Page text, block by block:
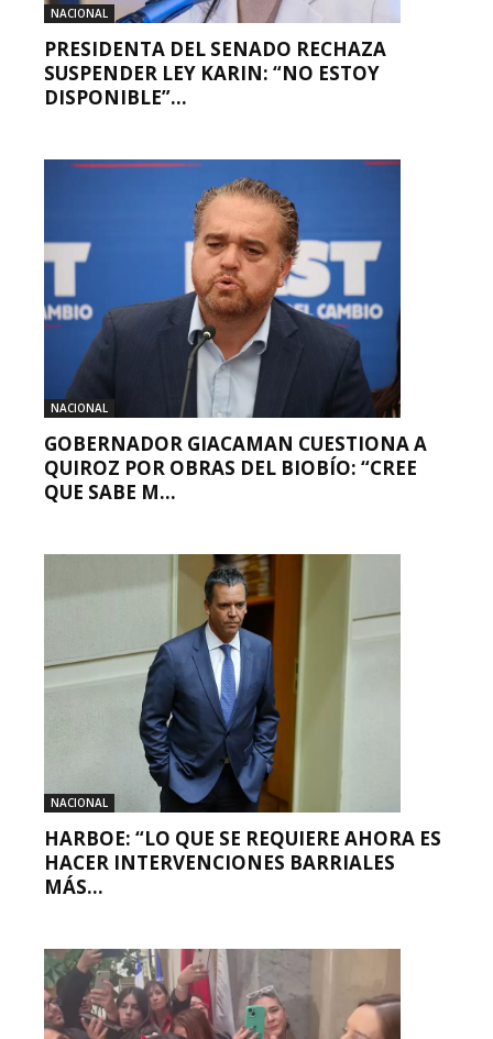
NACIONAL
PRESIDENTA DEL SENADO RECHAZA
SUSPENDER LEY KARIN: “NO ESTOY
DISPONIBLE”...
NACIONAL
GOBERNADOR GIACAMAN CUESTIONA A
QUIROZ POR OBRAS DEL BIOBÍO: “CREE
QUE SABE M...
NACIONAL
HARBOE: “LO QUE SE REQUIERE AHORA ES
HACER INTERVENCIONES BARRIALES
MÁS...